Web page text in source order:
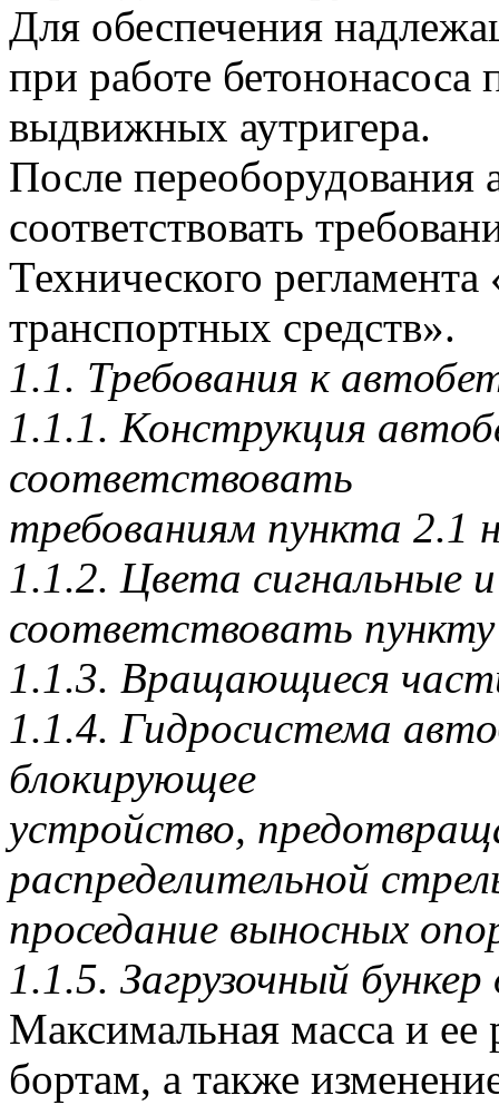
Для обеспечения
при работе
выдвижных аутригера.
После переоборудования
соответствовать
Технического
транспортных средств».
1.1. Требования к
1.1.1. Конструкция
соответствовать
требованиям пункта 2.1
1.1.2. Цвета сигнальные
соответствовать
1.1.3. Вращающиеся
1.1.4. Гидросистема
блокирующее
устройство,
распределительной
проседание выносных
1.1.5. Загрузочный
Максимальная масса и ее
бортам, а также